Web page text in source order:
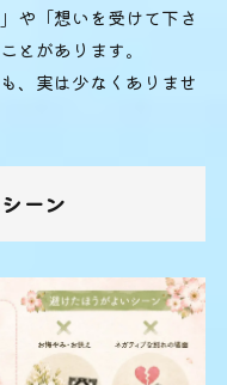
や「想いを受けて下さ
とがあります。
、実は少なくありませ
ーン